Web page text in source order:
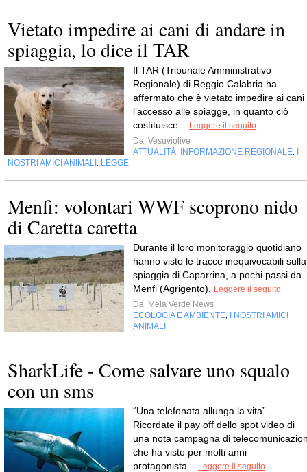
Vietato impedire ai cani di andare in
spiaggia, lo dice il TAR
Il TAR (Tribunale Amministrativo
Regionale) di Reggio Calabria ha
affermato che è vietato impedire ai cani
l’accesso alle spiagge, in quanto ciò
costituisce...
Leggere il seguito
Da Vesuviolive
ATTUALITÀ
INFORMAZIONE REGIONALE
NOSTRI AMICI ANIMALI
LEGGE
Menfi: volontari WWF scoprono nido
di Caretta caretta
Durante il loro monitoraggio quotidiano
hanno visto le tracce inequivocabili sulla
spiaggia di Caparrina, a pochi passi da
Menfi (Agrigento).
Leggere il seguito
Da Mela Verde News
ECOLOGIA E AMBIENTE
I NOSTRI AMICI
ANIMALI
SharkLife - Come salvare uno squalo
con un sms
“Una telefonata allunga la vita”.
Ricordate il pay off dello spot video di
una nota campagna di
che ha visto per molti anni
protagonista...
Leggere il seguito